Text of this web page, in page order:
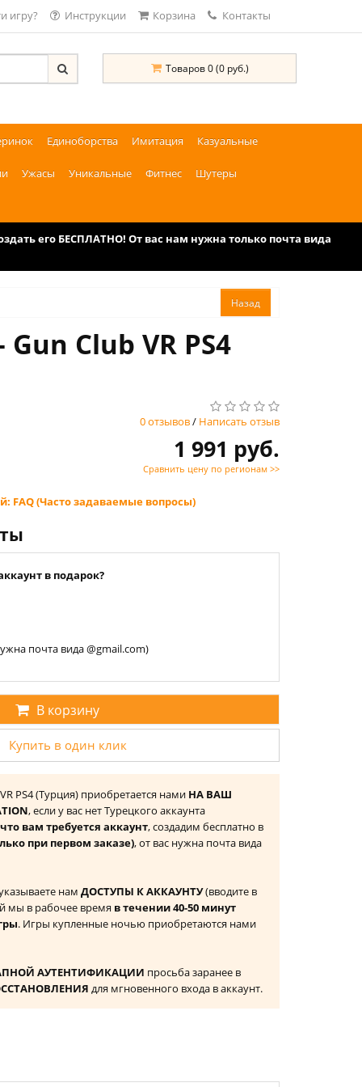
игру? Инструкции Корзина Контакты
Товаров 0 (0 руб.)
Единоборства Имитация Казуальные
Ужасы Уникальные Фитнес Шутеры
его БЕСПЛАТНО! От вас нам нужна только почта вида
Club VR PS4
0 отзывов/ Написать отзыв
1 991 руб.
Сравнить цену по регионам >>
FAQ (Часто задаваемые вопросы)
в подарок?
почта вида @gmail.com)
В корзину
Купить в один клик
PS4 (Турция) приобретается нами НА ВАШ
, если у вас нет Турецкого аккаунта
вам требуется аккаунт, создадим бесплатно в
при первом заказе), от вас нужна почта вида
нам ДОСТУПЫ К АККАУНТУ(вводите в
мы в рабочее время в течении 40-50 минут
. Игры купленные ночью приобретаются нами
АУТЕНТИФИКАЦИИ просьба заранее в
для мгновенного входа в аккаунт.